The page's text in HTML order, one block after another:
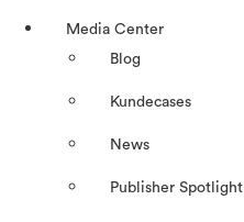
Media Center
Blog
Kundecases
News
Publisher Spotlight